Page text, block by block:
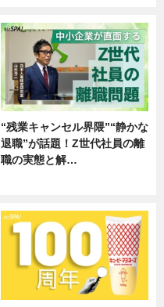
“残業キャンセル界隈”“静かな
退職”が話題！Z世代社員の離
職の実態と解…